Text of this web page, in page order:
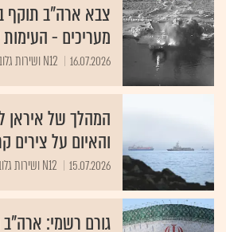
צבא ארה"ב תוקף
מעריכים - העימות
16.07.2026 N12 ושירות גלובס
המהלך של איראן
והאיום על צירים
15.07.2026 N12 ושירות גלובס
גורם רשמי: